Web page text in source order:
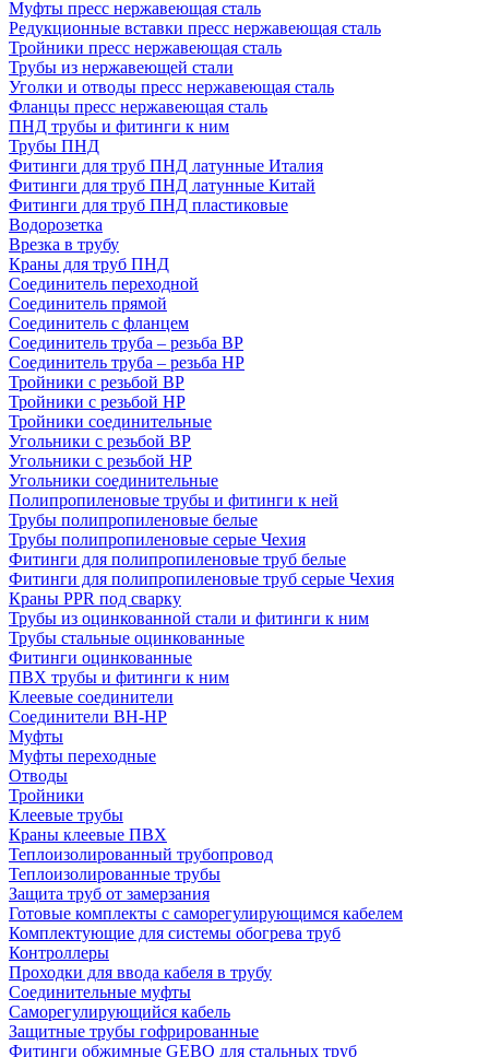
Муфты пресс нержавеющая сталь
Редукционные вставки пресс нержавеющая сталь
Тройники пресс нержавеющая сталь
Трубы из нержавеющей стали
Уголки и отводы пресс нержавеющая сталь
Фланцы пресс нержавеющая сталь
ПНД трубы и фитинги к ним
Трубы ПНД
Фитинги для труб ПНД латунные Италия
Фитинги для труб ПНД латунные Китай
Фитинги для труб ПНД пластиковые
Водорозетка
Врезка в трубу
Краны для труб ПНД
Соединитель переходной
Соединитель прямой
Соединитель с фланцем
Соединитель труба – резьба ВР
Соединитель труба – резьба НР
Тройники с резьбой ВР
Тройники с резьбой НР
Тройники соединительные
Угольники с резьбой ВР
Угольники с резьбой НР
Угольники соединительные
Полипропиленовые трубы и фитинги к ней
Трубы полипропиленовые белые
Трубы полипропиленовые серые Чехия
Фитинги для полипропиленовые труб белые
Фитинги для полипропиленовые труб серые Чехия
Краны PPR под сварку
Трубы из оцинкованной стали и фитинги к ним
Трубы стальные оцинкованные
Фитинги оцинкованные
ПВХ трубы и фитинги к ним
Клеевые соединители
Соединители ВН-НР
Муфты
Муфты переходные
Отводы
Тройники
Клеевые трубы
Краны клеевые ПВХ
Теплоизолированный трубопровод
Теплоизолированные трубы
Защита труб от замерзания
Готовые комплекты с саморегулирующимся кабелем
Комплектующие для системы обогрева труб
Контроллеры
Проходки для ввода кабеля в трубу
Соединительные муфты
Саморегулирующийся кабель
Защитные трубы гофрированные
Фитинги обжимные GEBO для стальных труб